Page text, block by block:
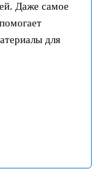
Даже самое
для